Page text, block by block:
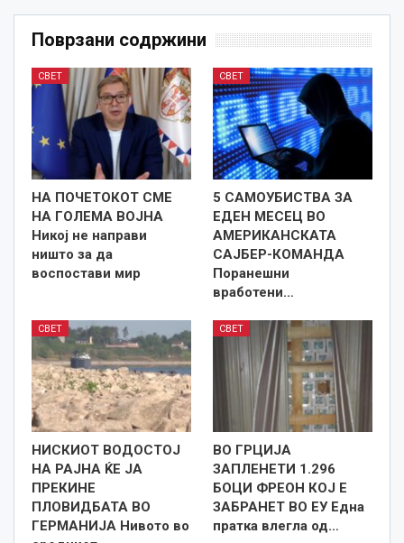
Поврзани содржини
СВЕТ
НА ПОЧЕТОКОТ СМЕ
НА ГОЛЕМА ВОЈНА
Никој не направи
ништо за да
воспостави мир
СВЕТ
5 САМОУБИСТВА ЗА
ЕДЕН МЕСЕЦ ВО
АМЕРИКАНСКАТА
САЈБЕР-КОМАНДА
Поранешни
вработени…
СВЕТ
НИСКИОТ ВОДОСТОЈ
НА РАЈНА ЌЕ ЈА
ПРЕКИНЕ
ПЛОВИДБАТА ВО
ГЕРМАНИЈА Нивото во
СВЕТ
ВО ГРЦИЈА
ЗАПЛЕНЕТИ 1.296
БОЦИ ФРЕОН КОЈ Е
ЗАБРАНЕТ ВО ЕУ Една
пратка влегла од…